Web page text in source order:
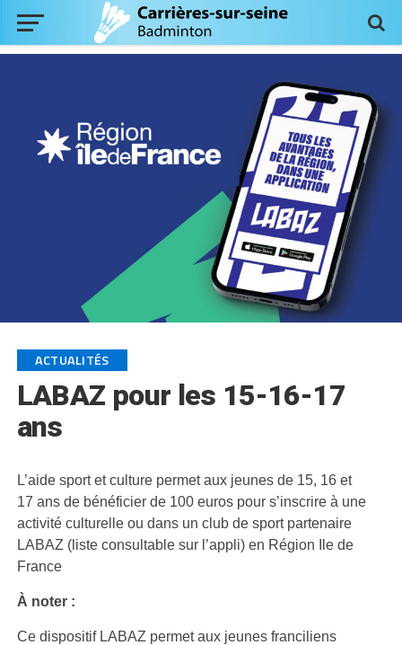
ACTUALITÉS
LABAZ pour les 15-16-17
ans
L’aide sport et culture permet aux jeunes de 15, 16 et
17 ans de bénéficier de 100 euros pour s’inscrire à une
activité culturelle ou dans un club de sport partenaire
LABAZ (liste consultable sur l’appli) en Région Ile de
France
À noter :
Ce dispositif LABAZ permet aux jeunes franciliens